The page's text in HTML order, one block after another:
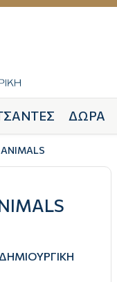
ΔΩΡΑ
ANIMALS